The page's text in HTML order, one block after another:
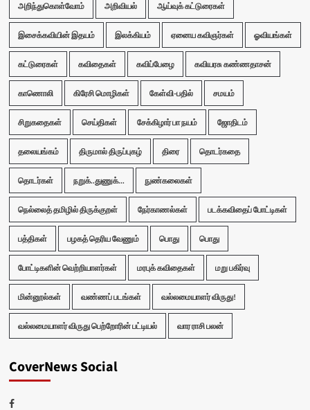
அறிந்துகொள்வோம் அறிவியல் ஆய்வுக் கட்டுரைகள்
இசைக்கவியின் இதயம் இலக்கியம் ஏனைய கவிஞர்கள் ஓவியங்கள்
கட்டுரைகள் கவிதைகள் கவிப்பேழை கவியரசு கண்ணதாசன்
காணொலி கிரேசி மொழிகள் கேள்வி-பதில் சமயம்
சிறுகதைகள் செய்திகள் சேக்கிழார் பா நயம் ஜோதிடம்
தலையங்கம் திருமால் திருப்புகழ் திரை தொடர்கதை
தொடர்கள் நறுக்..துணுக்... நுண்கலைகள்
நெல்லைத் தமிழில் திருக்குறள் நேர்காணல்கள் படக்கவிதைப் போட்டிகள்
பத்திகள் பழகத் தெரிய வேணும் பொது பொது
போட்டிகளின் வெற்றியாளர்கள் மரபுக் கவிதைகள் மறு பகிர்வு
மின்னூல்கள் வண்ணப் படங்கள் வல்லமையாளர் விருது!
வல்லமையாளர் விருது பெற்றோரின் பட்டியல் வார ராசி பலன்
CoverNews Social
Facebook